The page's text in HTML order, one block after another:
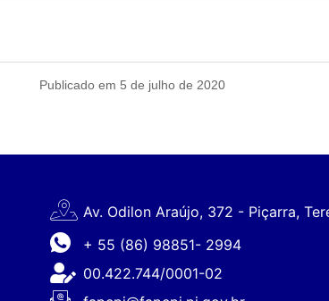
Publicado em 5 de julho de 2020
Av. Odilon Araújo, 372 - Piçarra,
+ 55 (86) 98851- 2994
00.422.744/0001-02